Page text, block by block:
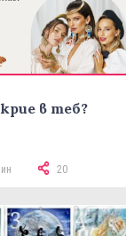
в теб?
20